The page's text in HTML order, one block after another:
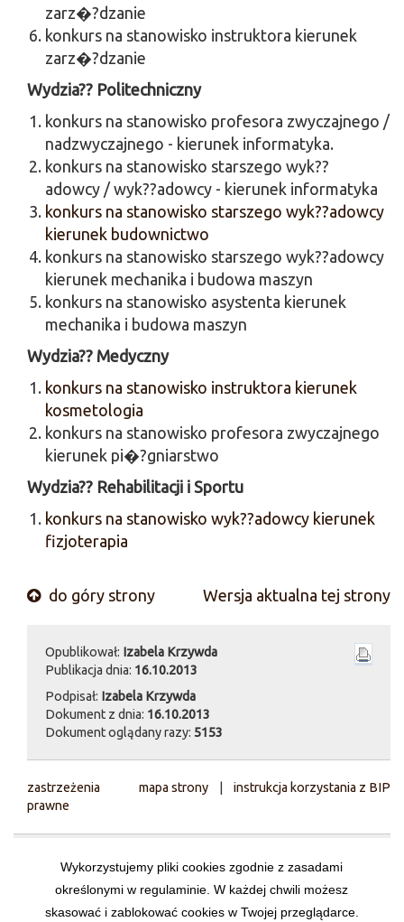
Wykorzystujemy pliki cookies zgodnie z zasadami
określonymi w regulaminie. W każdej chwili możesz
skasować i zablokować cookies w Twojej przeglądarce.
zarz�?dzanie
konkurs na stanowisko instruktora kierunek
zarz�?dzanie
Wydzia?? Politechniczny
konkurs na stanowisko profesora zwyczajnego /
nadzwyczajnego - kierunek informatyka.
konkurs na stanowisko starszego wyk??
adowcy / wyk??adowcy - kierunek informatyka
konkurs na stanowisko starszego wyk??adowcy
kierunek budownictwo
konkurs na stanowisko starszego wyk??adowcy
kierunek mechanika i budowa maszyn
konkurs na stanowisko asystenta kierunek
mechanika i budowa maszyn
Wydzia?? Medyczny
konkurs na stanowisko instruktora kierunek
kosmetologia
konkurs na stanowisko profesora zwyczajnego
kierunek pi�?gniarstwo
Wydzia?? Rehabilitacji i Sportu
konkurs na stanowisko wyk??adowcy kierunek
fizjoterapia
Wersja aktualna tej strony
do góry strony
Opublikował: Izabela Krzywda
Publikacja dnia: 16.10.2013
Podpisał: Izabela Krzywda
Dokument z dnia: 16.10.2013
Dokument oglądany razy: 5153
mapa strony instrukcja korzystania z BIP
zastrzeżenia
prawne
Państwowa Wyższa Szkoła Zawodowa im.
Prezydenta Stanisława Wojciechowskiego w
Kaliszu